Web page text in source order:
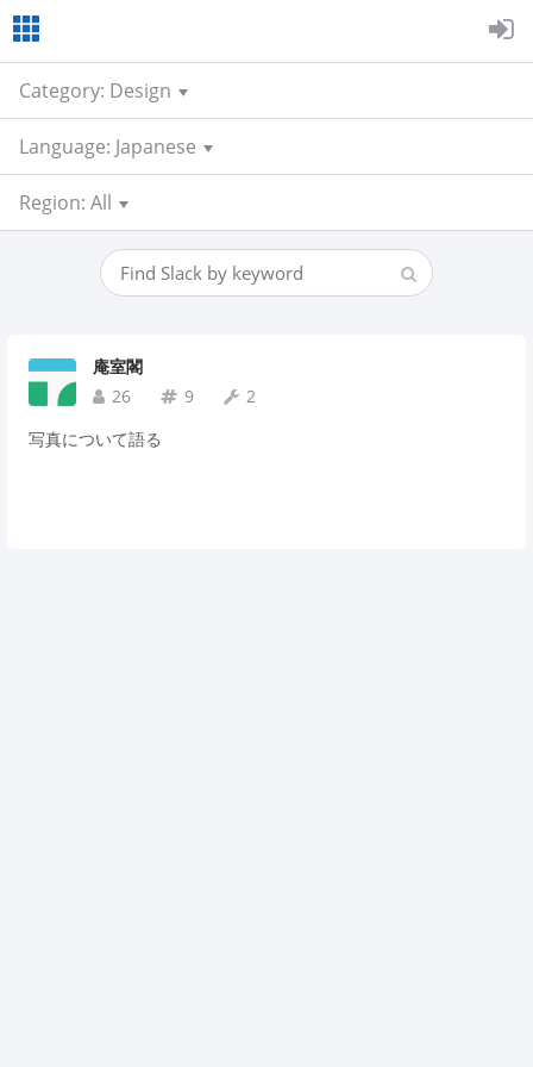
Category: Design
Language: Japanese
Region: All
庵室閣
26
9
2
写真について語る